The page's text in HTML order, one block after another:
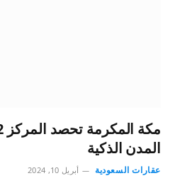
المدن الذكية
عقارات السعودية أبريل 10, 2024